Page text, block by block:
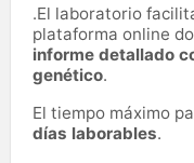
.El laboratorio
plataforma online
informe detallado
genético.
El tiempo máximo
días laborables.